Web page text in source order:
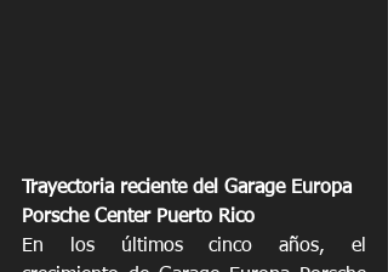
Trayectoria reciente del Garage Europa
Porsche Center Puerto Rico
En los últimos cinco años, el